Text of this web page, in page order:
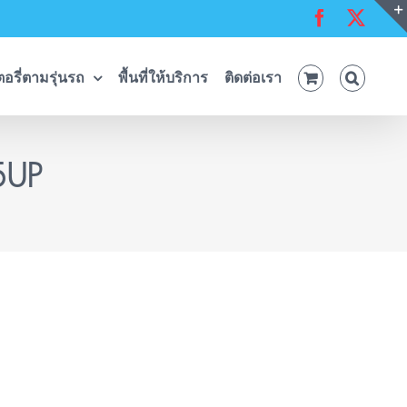
Facebook
อรี่ตามรุ่นรถ พื้นที่ให้บริการ ติดต่อเรา